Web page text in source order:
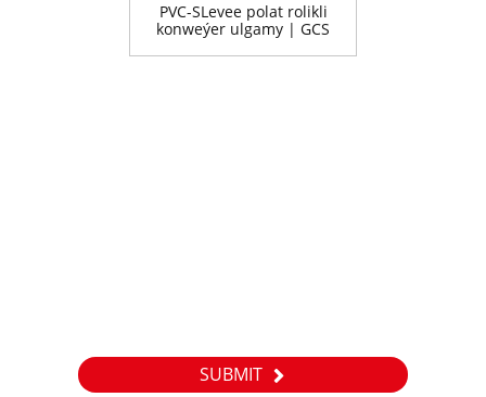
PVC-SLevee polat rolikli
konweýer ulgamy | GCS
SUBMIT